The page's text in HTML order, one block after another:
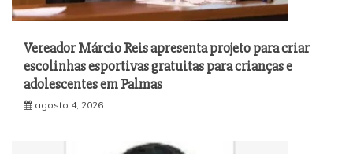
Vereador Márcio Reis apresenta projeto para criar
escolinhas esportivas gratuitas para crianças e
adolescentes em Palmas
agosto 4, 2026